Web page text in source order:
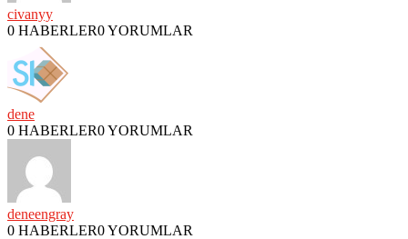
civanyy
0 HABERLER0 YORUMLAR
dene
0 HABERLER0 YORUMLAR
deneengray
0 HABERLER0 YORUMLAR